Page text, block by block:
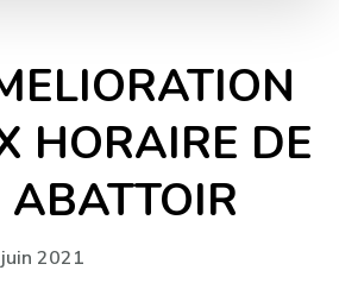
HORAIRE DE
2021